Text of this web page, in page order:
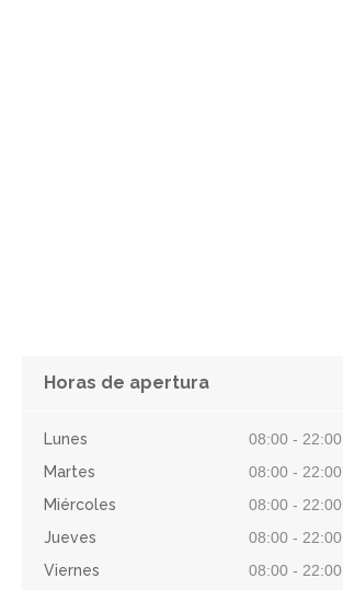
Horas de apertura
Lunes
08:00 - 22:00
Martes
08:00 - 22:00
Miércoles
08:00 - 22:00
Jueves
08:00 - 22:00
Viernes
08:00 - 22:00